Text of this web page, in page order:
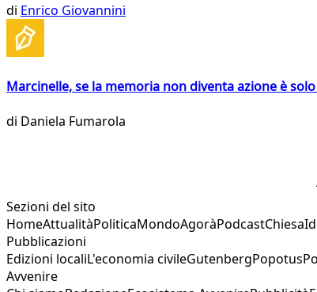
di Enrico Giovannini
Marcinelle, se la memoria non diventa azione è
di Daniela Fumarola
Sezioni del sito
HomeAttualitàPoliticaMondoAgoràPodcastChiesa
Pubblicazioni
Edizioni localiL'economia civileGutenbergPopotus
Avvenire